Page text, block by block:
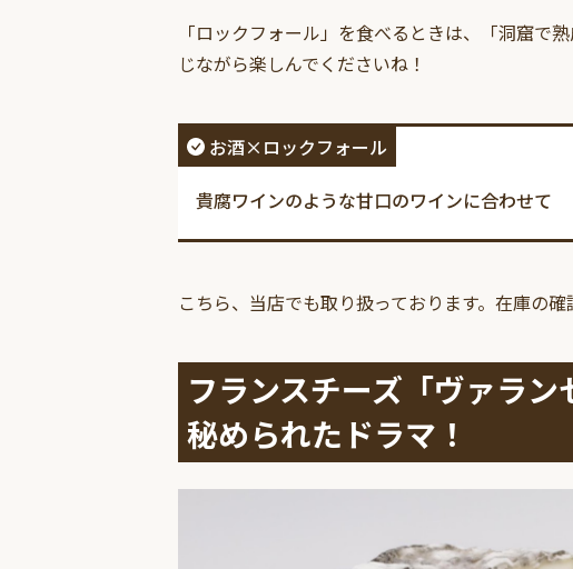
「ロックフォール」を食べるときは、「洞窟で
じながら楽しんでくださいね！
お酒×ロックフォール
貴腐ワインのような甘口のワインに合わせて
こちら、当店でも取り扱っております。在庫の確
フランスチーズ「ヴァラン
秘められたドラマ！